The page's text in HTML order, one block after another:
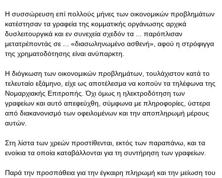
Η συσσώρευση επί πολλούς μήνες των οικονομικών προβλημάτων
κατέστησαν τα γραφεία της κομματικής οργάνωσης αρχικά
δυσλειτουργικά και εν συνεχεία σχεδόν τα ... παρόπλισαν
μετατρέποντάς σε ... «διασωληνωμένο ασθενή», αφού η στρόφιγγα
της χρηματοδότησης είναι ανύπαρκτη.
Η διόγκωση των οικονομικών προβλημάτων, τουλάχιστον κατά το
τελευταίο εξάμηνο, είχε ως αποτέλεσμα να κοπούν τα τηλέφωνα της
Νομαρχιακής Επιτροπής. Όχι όμως η ηλεκτροδότηση των
γραφείων και αυτό απεφεύχθη, σύμφωνα με πληροφορίες, ύστερα
από διακανονισμό των οφειλομένων και την αποπληρωμή μέρους
αυτών.
Στη λίστα των χρεών προστίθενται, εκτός των παραπάνω, και τα
ενοίκια τα οποία καταβάλλονται για τη συντήρηση των γραφείων.
Παρά την προσπάθεια για την έγκαιρη πληρωμή και την μείωση του